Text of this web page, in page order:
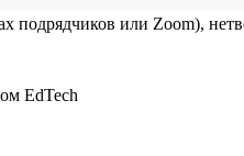
подрядчиков или Zoom),